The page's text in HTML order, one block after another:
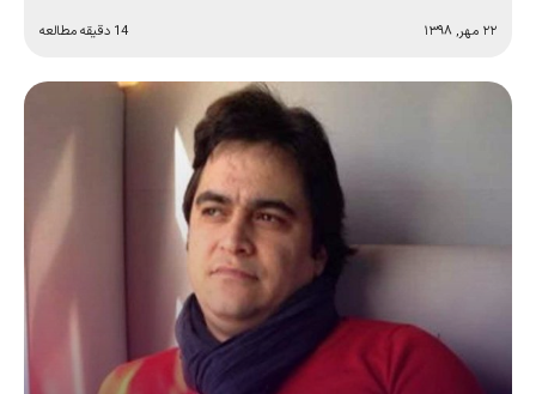
۲۲ مهر, ۱۳۹۸ 14 دقیقه مطالعه